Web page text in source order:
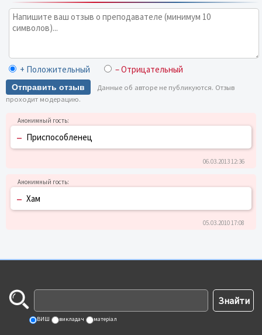
+ Положительный – Отрицательный
Отправить отзыв
Данные об авторе не публикуются. Отзыв
проходит модерацию.
– Приспособленец
06.03.2013 12:36
– Хам
05.03.2010 17:08
ВИШ викладач матеріал